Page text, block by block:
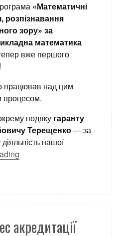
«Математичні
зору» за
математика
вже першого
працював над цим
процесом.
подяку гаранту
Терещенко— за
нашої
акредитації